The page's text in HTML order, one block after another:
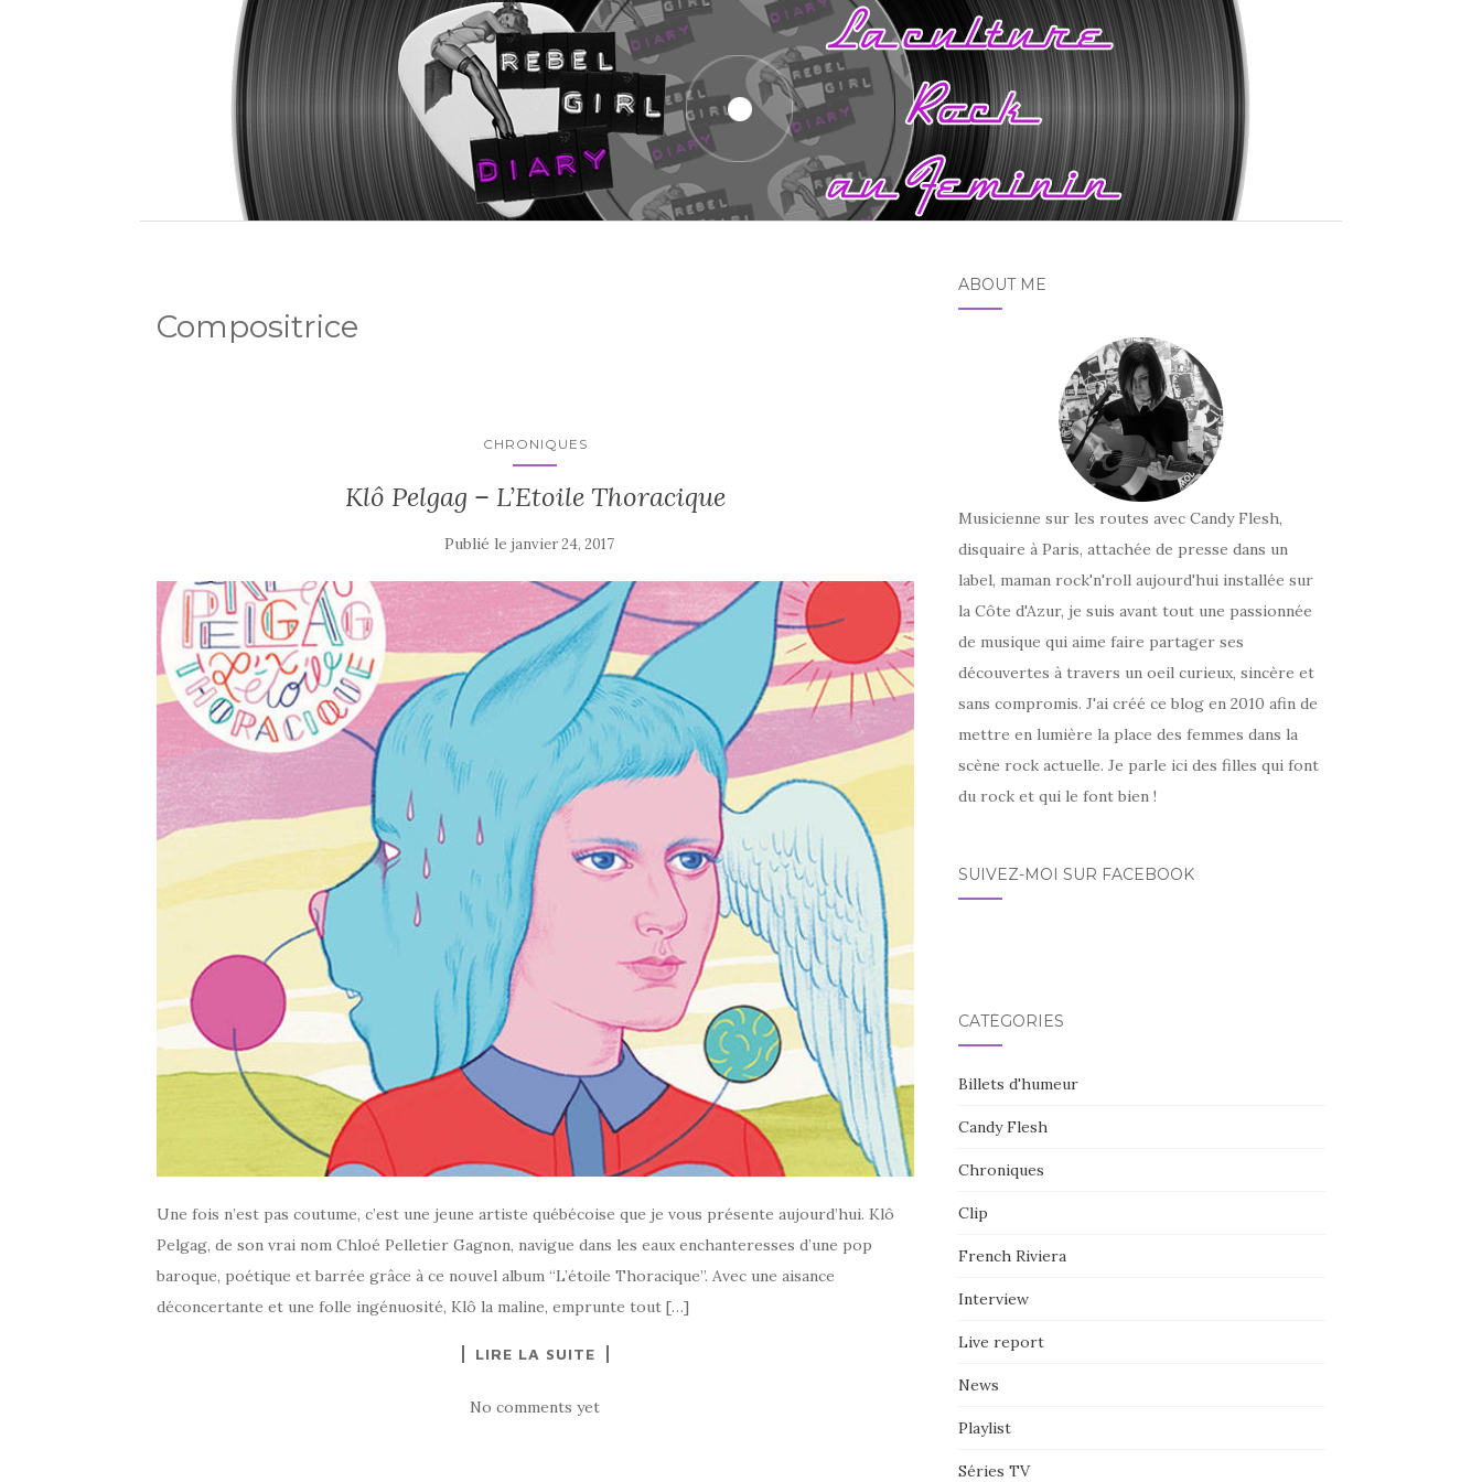
Compositrice
CHRONIQUES
Klô Pelgag – L’Etoile Thoracique
Publié lejanvier 24, 2017
Une fois n’est pas coutume, c’est une jeune artiste québécoise que je vous présente aujourd’hui. Klô
Pelgag, de son vrai nom Chloé Pelletier Gagnon, navigue dans les eaux enchanteresses d’une pop
baroque, poétique et barrée grâce à ce nouvel album “L’étoile Thoracique”. Avec une aisance
déconcertante et une folle ingénuosité, Klô la maline, emprunte tout […]
LIRE LA SUITE
No comments yet
ABOUT ME
Musicienne sur les routes avec Candy Flesh,
disquaire à Paris, attachée de presse dans un
label, maman rock'n'roll aujourd'hui installée sur
la Côte d'Azur, je suis avant tout une passionnée
de musique qui aime faire partager ses
découvertes à travers un oeil curieux, sincère et
sans compromis. J'ai créé ce blog en 2010 afin de
mettre en lumière la place des femmes dans la
scène rock actuelle. Je parle ici des filles qui font
du rock et qui le font bien !
SUIVEZ-MOI SUR FACEBOOK
CATÉGORIES
Billets d'humeur
Candy Flesh
Chroniques
Clip
French Riviera
Interview
Live report
News
Playlist
Séries TV